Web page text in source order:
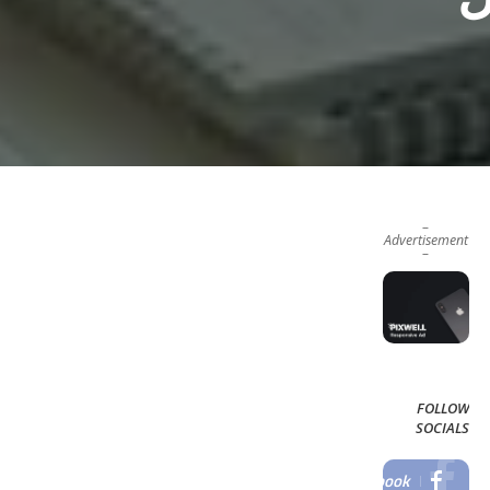
–
Advertisement
–
FOLLOW
SOCIALS
Facebook